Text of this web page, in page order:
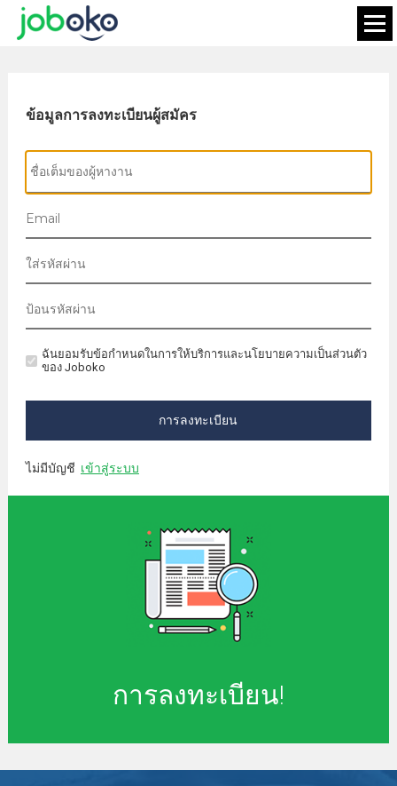
การลงทะเบียน!
ข้อมูลการลงทะเบียนผู้สมัคร
ฉันยอมรับข้อกำหนดในการให้บริการและนโยบายความเป็นส่วนตัว
ของ Joboko
การลงทะเบียน
ไม่มีบัญชี เข้าสู่ระบบ